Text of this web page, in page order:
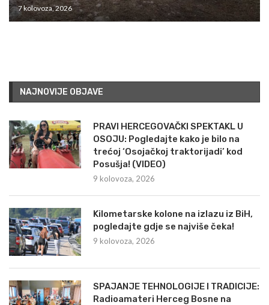
7 kolovoza, 2026
NAJNOVIJE OBJAVE
PRAVI HERCEGOVAČKI SPEKTAKL U
OSOJU: Pogledajte kako je bilo na
trećoj ‘Osojačkoj traktorijadi’ kod
Posušja! (VIDEO)
9 kolovoza, 2026
Kilometarske kolone na izlazu iz BiH,
pogledajte gdje se najviše čeka!
9 kolovoza, 2026
SPAJANJE TEHNOLOGIJE I TRADICIJE:
Radioamateri Herceg Bosne na